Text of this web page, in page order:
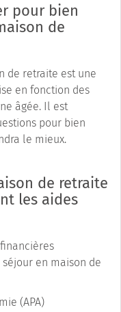
pour bien
de
de retraite est une
en fonction des
âgée. Il est
pour bien
le mieux.
de retraite
les aides
en maison de
(APA)